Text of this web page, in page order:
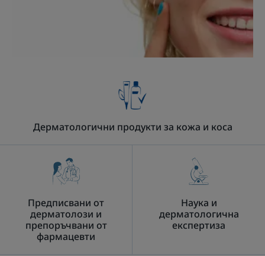
Дерматологични продукти за кожа и коса
Предписвани от
дерматолози и
препоръчвани от
фармацевти
Наука и
дерматологична
експертиза